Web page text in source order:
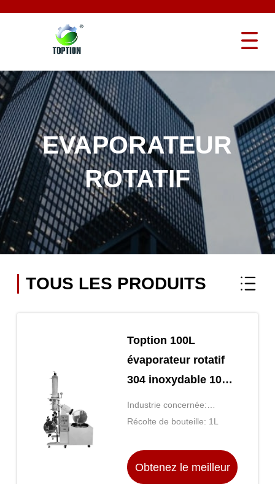
EVAPORATEUR
ROTATIF
TOUS LES PRODUITS
Toption 100L
évaporateur rotatif
304 inoxydable 100l
Rotovap industriel
Industrie concernée:
Laboratoire
Récolte de bouteille: 1L
Obtenez le meilleur